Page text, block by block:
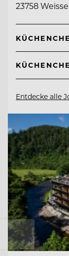
23758
Entdecke alle